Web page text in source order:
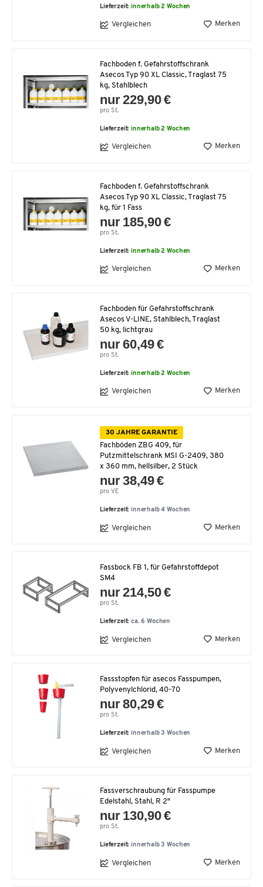
Lieferzeit:innerhalb 2 Wochen
Vergleichen Merken
Fachboden f. Gefahrstoffschrank
Asecos Typ 90 XL Classic, Traglast 75
kg, Stahlblech
nur 229,90 €
pro St.
Lieferzeit:innerhalb 2 Wochen
Vergleichen Merken
Fachboden f. Gefahrstoffschrank
Asecos Typ 90 XL Classic, Traglast 75
kg, für 1 Fass
nur 185,90 €
pro St.
Lieferzeit:innerhalb 2 Wochen
Vergleichen Merken
Fachboden für Gefahrstoffschrank
Asecos V-LINE, Stahlblech, Traglast
50 kg, lichtgrau
nur 60,49 €
pro St.
Lieferzeit:innerhalb 2 Wochen
Vergleichen Merken
30 JAHRE GARANTIE
Fachböden ZBG 409, für
Putzmittelschrank MSI G-2409, 380
x 360 mm, hellsilber, 2 Stück
nur 38,49 €
pro VE
Lieferzeit: innerhalb 4 Wochen
Vergleichen Merken
Fassbock FB 1, für Gefahrstoffdepot
SM4
nur 214,50 €
pro St.
Lieferzeit:ca. 6 Wochen
Vergleichen Merken
Fassstopfen für asecos Fasspumpen,
Polyvenylchlorid, 40-70
nur 80,29 €
pro St.
Lieferzeit: innerhalb 3 Wochen
Vergleichen Merken
Fassverschraubung für Fasspumpe
Edelstahl, Stahl, R 2"
nur 130,90 €
pro St.
Lieferzeit: innerhalb 3 Wochen
Vergleichen Merken